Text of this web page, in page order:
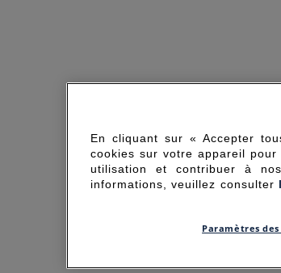
En cliquant sur « Accepter
cookies sur votre appareil
utilisation et contribuer à
informations, veuillez consulter
Paramètres